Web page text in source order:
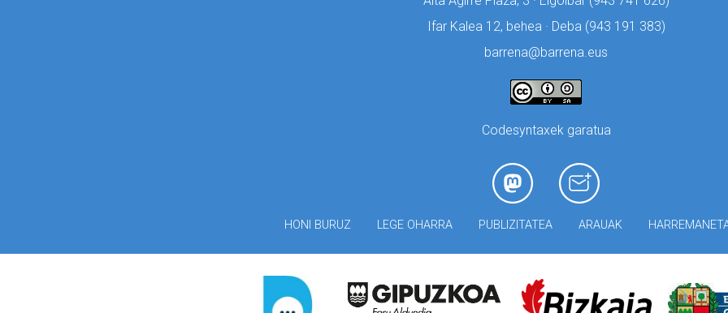
Ifar Kalea 12, behea · Deba (943 191 383)
barrena@barrena.eus
Codesyntaxek garatua
HONI BURUZ LEGE OHARRA PUBLIZITATEA ARAUAK